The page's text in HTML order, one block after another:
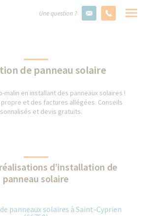
Une question ?
de panneau solaire
malin en installant des panneaux solaires !
et des factures allégées. Conseils
et devis gratuits.
d’installation de
panneau solaire